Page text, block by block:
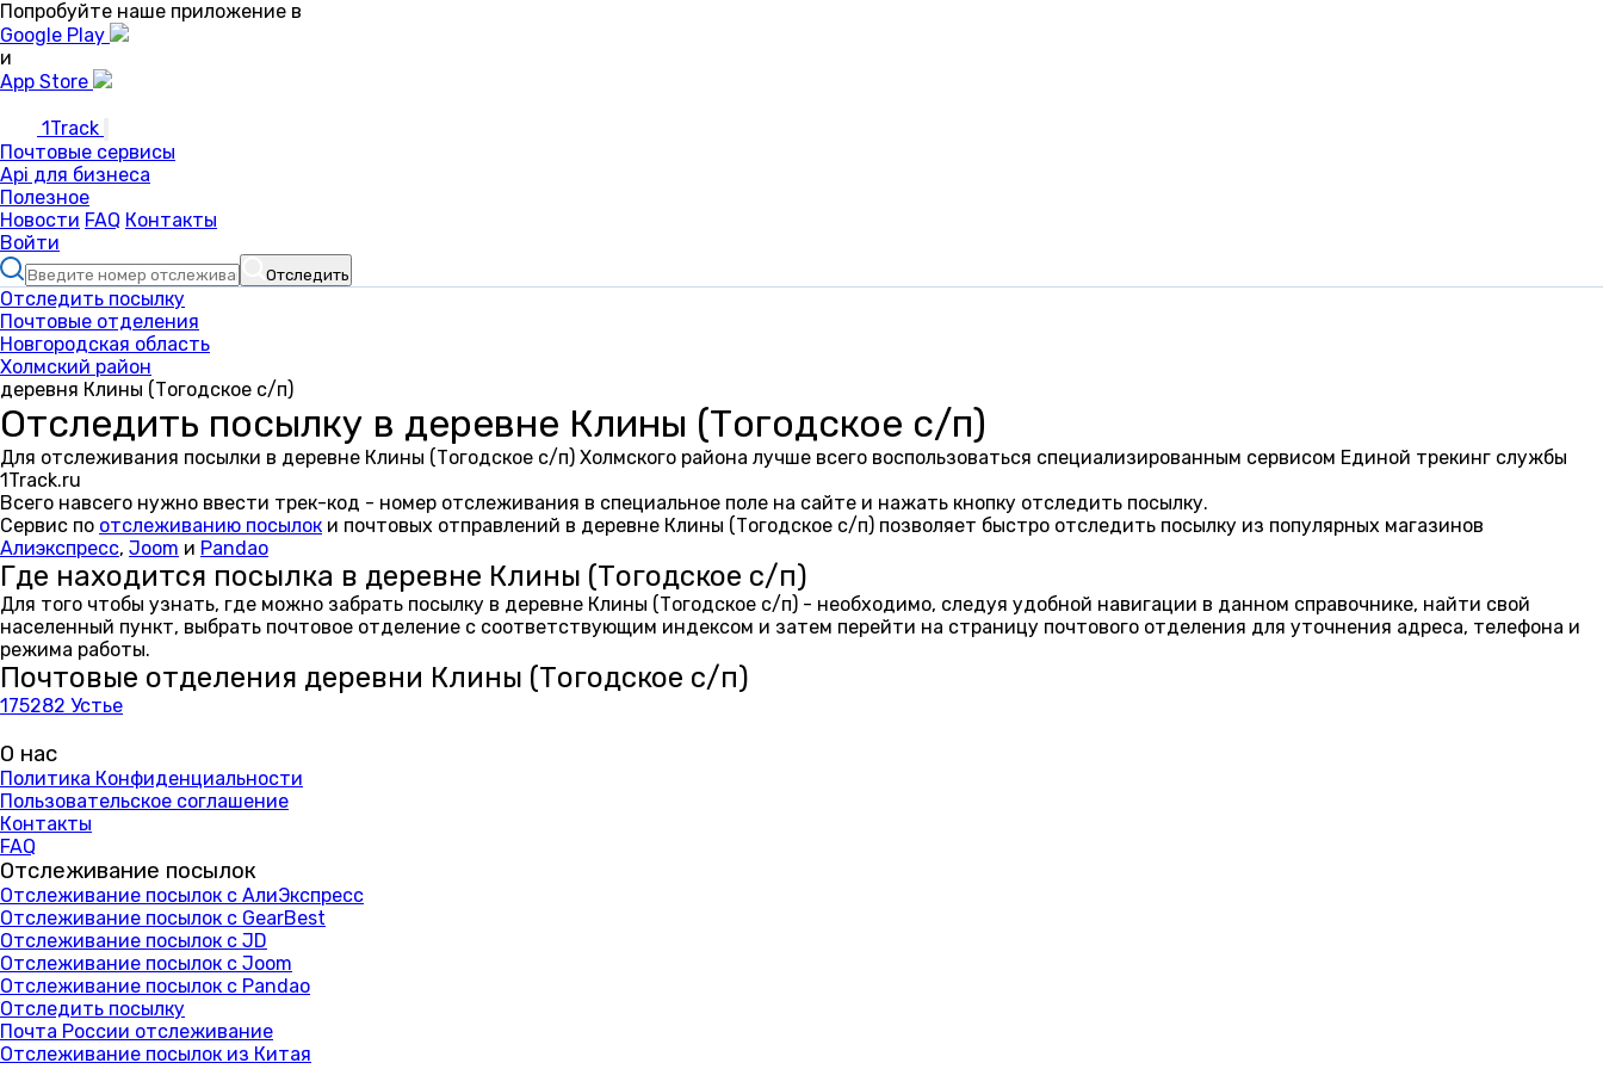
Попробуйте наше приложение в
Google Play
и
App Store
1Track
Почтовые сервисы
Api для бизнеса
Полезное
Новости FAQ Контакты
Войти
Отследить
Отследить посылку
Почтовые отделения
Новгородская область
Холмский район
деревня Клины (Тогодское с/п)
Отследить посылку в деревне Клины (Тогодское с/п)
Для отслеживания посылки в деревне Клины (Тогодское с/п) Холмского района лучше всего воспользоваться специализированным сервисом Единой трекинг службы
1Track.ru
Всего навсего нужно ввести трек-код - номер отслеживания в специальное поле на сайте и нажать кнопку отследить посылку.
Сервис по отслеживанию посылок и почтовых отправлений в деревне Клины (Тогодское с/п) позволяет быстро отследить посылку из популярных магазинов
Алиэкспресс, Joom и Pandao
Где находится посылка в деревне Клины (Тогодское с/п)
Для того чтобы узнать, где можно забрать посылку в деревне Клины (Тогодское с/п) - необходимо, следуя удобной навигации в данном справочнике, найти свой
населенный пункт, выбрать почтовое отделение с соответствующим индексом и затем перейти на страницу почтового отделения для уточнения адреса, телефона и
режима работы.
Почтовые отделения деревни Клины (Тогодское с/п)
175282 Устье
О нас
Политика Конфиденциальности
Пользовательское соглашение
Контакты
FAQ
Отслеживание посылок
Отслеживание посылок с АлиЭкспресс
Отслеживание посылок с GearBest
Отслеживание посылок с JD
Отслеживание посылок с Joom
Отслеживание посылок с Pandao
Отследить посылку
Почта России отслеживание
Отслеживание посылок из Китая